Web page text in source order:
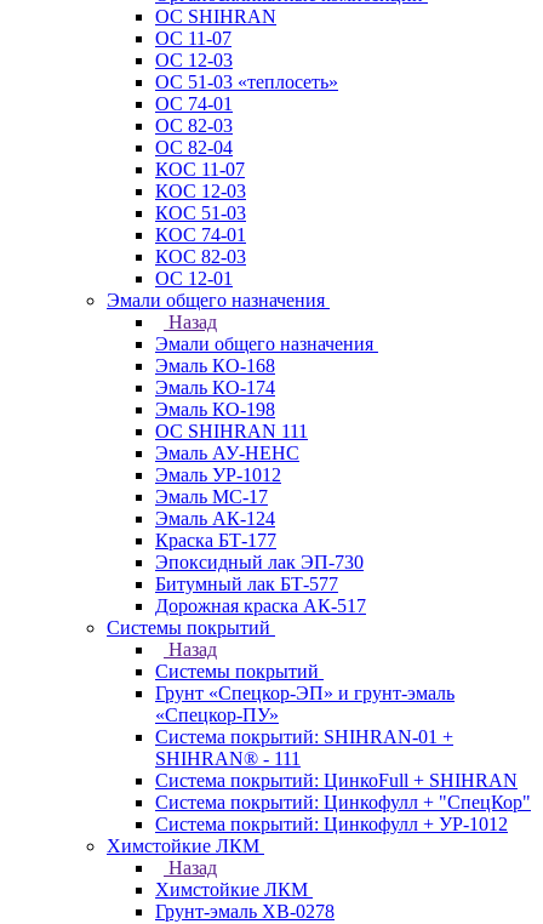
ОС SHIHRAN
ОС 11-07
ОС 12-03
ОС 51-03 «теплосеть»
ОС 74-01
ОС 82-03
ОС 82-04
КОС 11-07
КОС 12-03
КОС 51-03
КОС 74-01
КОС 82-03
ОС 12-01
Эмали общего назначения
Назад
Эмали общего назначения
Эмаль КО-168
Эмаль КО-174
Эмаль КО-198
ОС SHIHRAN 111
Эмаль АУ-НЕНС
Эмаль УР-1012
Эмаль МС-17
Эмаль АК-124
Краска БТ-177
Эпоксидный лак ЭП-730
Битумный лак БТ-577
Дорожная краска АК-517
Системы покрытий
Назад
Системы покрытий
Грунт «Спецкор-ЭП» и грунт-эмаль
«Спецкор-ПУ»
Система покрытий: SHIHRAN-01 +
SHIHRAN® - 111
Система покрытий: ЦинкоFull + SHIHRAN
Система покрытий: Цинкофулл + "СпецКор"
Система покрытий: Цинкофулл + УР-1012
Химстойкие ЛКМ
Назад
Химстойкие ЛКМ
Грунт-эмаль ХВ-0278